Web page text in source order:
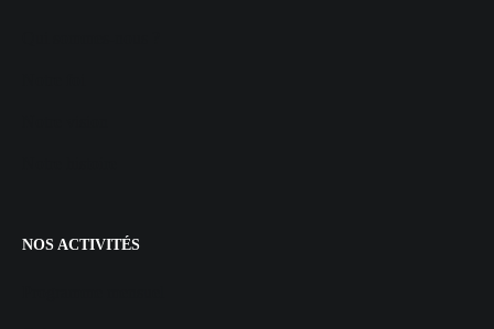
NOS ACTIVITÉS